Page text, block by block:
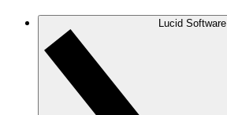
Lucid Software